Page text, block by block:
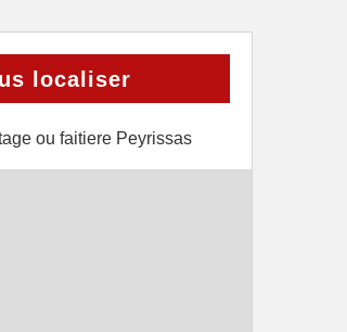
localiser
ou faitiere Peyrissas